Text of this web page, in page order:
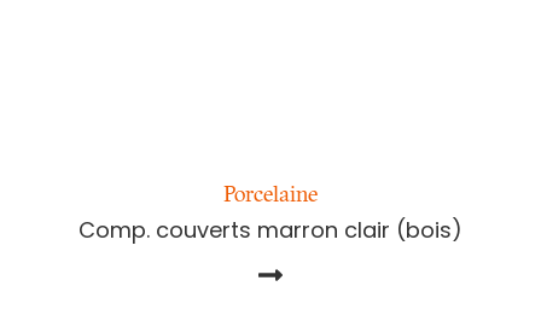
Porcelaine
Comp. couverts marron clair (bois)